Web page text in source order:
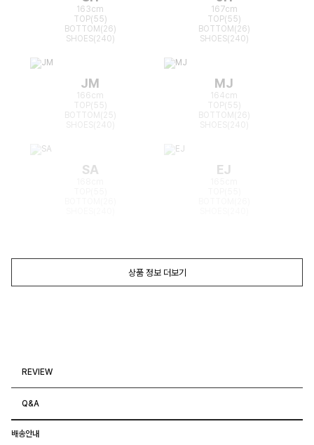
163cm
TOP(55)
BOTTOM(26)
SHOES(240)
167cm
TOP(55)
BOTTOM(26)
SHOES(240)
JM
166cm
TOP(55)
BOTTOM(25)
MJ
164cm
TOP(55)
BOTTOM(26)
SA EJ
상품 정보 더보기
REVIEW
Q&A
배송안내